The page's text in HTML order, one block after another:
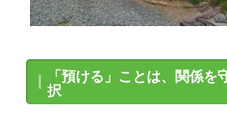
「預ける」ことは、関係を
択